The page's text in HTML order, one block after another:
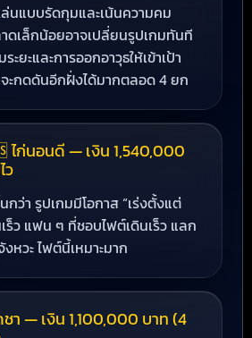
นแบบรัดกุมและเน้นความคม
ดเล็กน้อยอาจเปลี่ยนรูปเกมทันที
ยะและการออกอาวุธให้เข้าเป้า
ะกดดันอีกฝั่งได้มากตลอด 4 ยก
ไก่นอนดี — เงิน 1,540,000
ว
ว่า รูปเกมมีโอกาส “เร่งตั้งแต่
ร็ว แฟน ๆ ที่ชอบไฟต์เดินเร็ว แลก
หวะ ไฟต์นี้เหมาะมาก
า — เงิน 1,100,000 บาท (4